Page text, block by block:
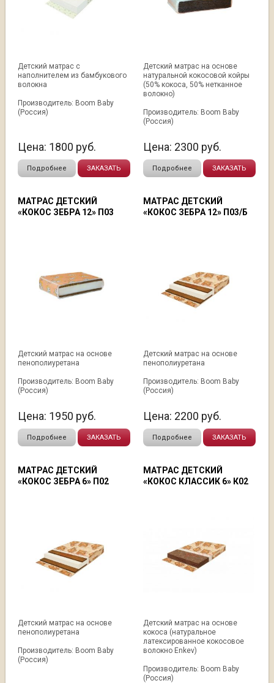
Детский матрас с
наполнителем из бамбукового
волокна
Производитель: Boom Baby
(Россия)
Цена: 1800 руб.
Подробнее ЗАКАЗАТЬ
Детский матрас на основе
натуральной кокосовой койры
(50% кокоса, 50% нетканное
волокно)
Производитель: Boom Baby
(Россия)
Цена: 2300 руб.
Подробнее ЗАКАЗАТЬ
МАТРАС ДЕТСКИЙ
«КОКОС ЗЕБРА 12» П03
Детский матрас на основе
пенополиуретана
Производитель: Boom Baby
(Россия)
Цена: 1950 руб.
Подробнее ЗАКАЗАТЬ
МАТРАС ДЕТСКИЙ
«КОКОС ЗЕБРА 12» П03/Б
Детский матрас на основе
пенополиуретана
Производитель: Boom Baby
(Россия)
Цена: 2200 руб.
Подробнее ЗАКАЗАТЬ
МАТРАС ДЕТСКИЙ
«КОКОС ЗЕБРА 6» П02
Детский матрас на основе
пенополиуретана
Производитель: Boom Baby
(Россия)
МАТРАС ДЕТСКИЙ
«КОКОС КЛАССИК 6» К02
Детский матрас на основе
кокоса (натуральное
латексированное кокосовое
волокно Enkev)
Производитель: Boom Baby
(Россия)